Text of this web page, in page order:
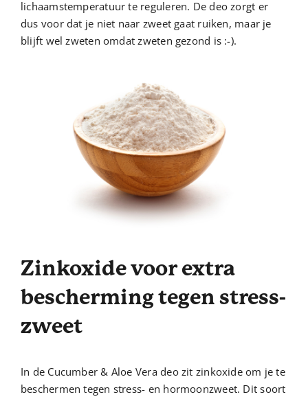
lichaamstemperatuur te reguleren. De deo zorgt er
dus voor dat je niet naar zweet gaat ruiken, maar je
blijft wel zweten omdat zweten gezond is :-).
Zinkoxide voor extra
bescherming tegen stress-
zweet
In de Cucumber & Aloe Vera deo zit zinkoxide om je te
beschermen tegen stress- en hormoonzweet. Dit soort